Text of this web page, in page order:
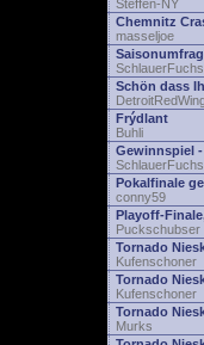
Steffen-NY
Chemnitz
masseljoe
SchlauerFuchs
Schön dass
Frýdlant
Buhli
Gewinnspiel -
SchlauerFuchs
Pokalfinale
conny59
Playoff-
Puckschubser
Tornado
Kufenschoner
Tornado
Kufenschoner
Tornado
Murks